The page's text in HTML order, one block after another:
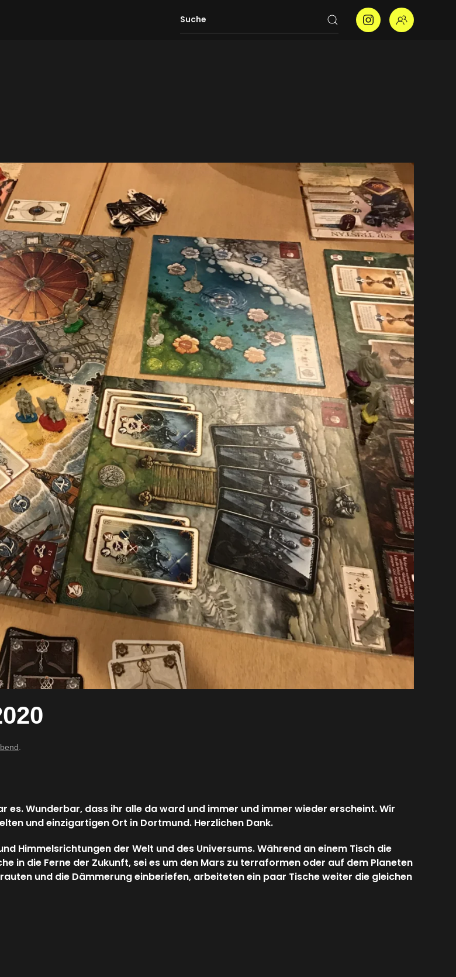
.
es. Wunderbar, dass ihr alle da ward und immer und immer wieder erscheint. Wir
und einzigartigen Ort in Dortmund. Herzlichen Dank.
Himmelsrichtungen der Welt und des Universums. Während an einem Tisch die
in die Ferne der Zukunft, sei es um den Mars zu terraformen oder auf dem Planeten
und die Dämmerung einberiefen, arbeiteten ein paar Tische weiter die gleichen